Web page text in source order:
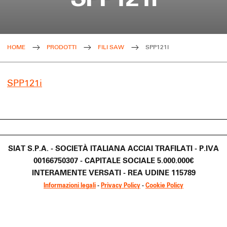
HOME PRODOTTI FILI SAW SPP121I
SPP121i
SIAT S.P.A. - SOCIETÀ ITALIANA ACCIAI TRAFILATI - P.IVA
00166750307 - CAPITALE SOCIALE 5.000.000€
INTERAMENTE VERSATI - REA UDINE 115789
Informazioni legali - Privacy Policy - Cookie Policy